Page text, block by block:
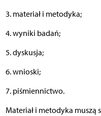
3. materiał i metodyka;
4. wyniki badań;
5. dyskusja;
6. wnioski;
7. piśmiennictwo.
Materiał i metodyka muszą